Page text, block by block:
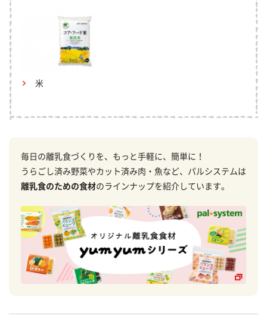
米
毎日の離乳食づくりを、もっと手軽に、簡単に！
うらごし済み野菜やカット済み肉・魚など、パルシステムは
離乳食のための食材のラインナップを紹介しています。